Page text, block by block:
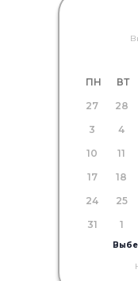
ПН ВТ
27
28
3
4
10
11
17
18
24
25
31
1